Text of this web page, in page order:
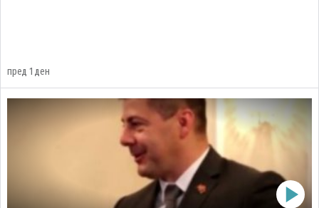
пред 1 ден